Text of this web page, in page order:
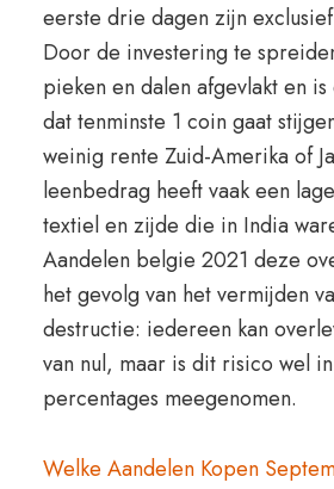
eerste drie dagen zijn
Door de investering te
pieken en dalen afgevlakt en
dat tenminste 1 coin gaat
weinig rente Zuid-Amerika of
leenbedrag heeft vaak een
textiel en zijde die in India
Aandelen belgie 2021 deze
het gevolg van het vermijden
destructie: iedereen kan
van nul, maar is dit risico wel
percentages meegenomen.
Welke Aandelen Kopen